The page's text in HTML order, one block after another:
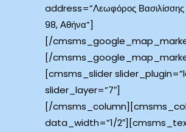
address=”Λεωφόρος Βασιλίσσης
98, Αθήνα”]
[/
[/
[cmsms_slider
slider_layer=”7″]
[/
data_width=”1/